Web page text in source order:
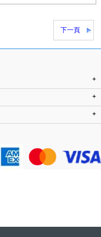
下一頁
+
+
+